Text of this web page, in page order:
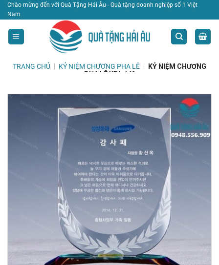
Bỏ
qua
nội
dung
Chào mừng đến với Quà Tặng Hải Âu - Quà tặng doanh nghiệp số 1 Việt
Nam
TRANG CHỦ KỶ NIỆM CHƯƠNG PHA LÊ
KỶ NIỆM CHƯƠNG
PHA LÊ KPL 142